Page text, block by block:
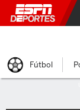
Fútbol